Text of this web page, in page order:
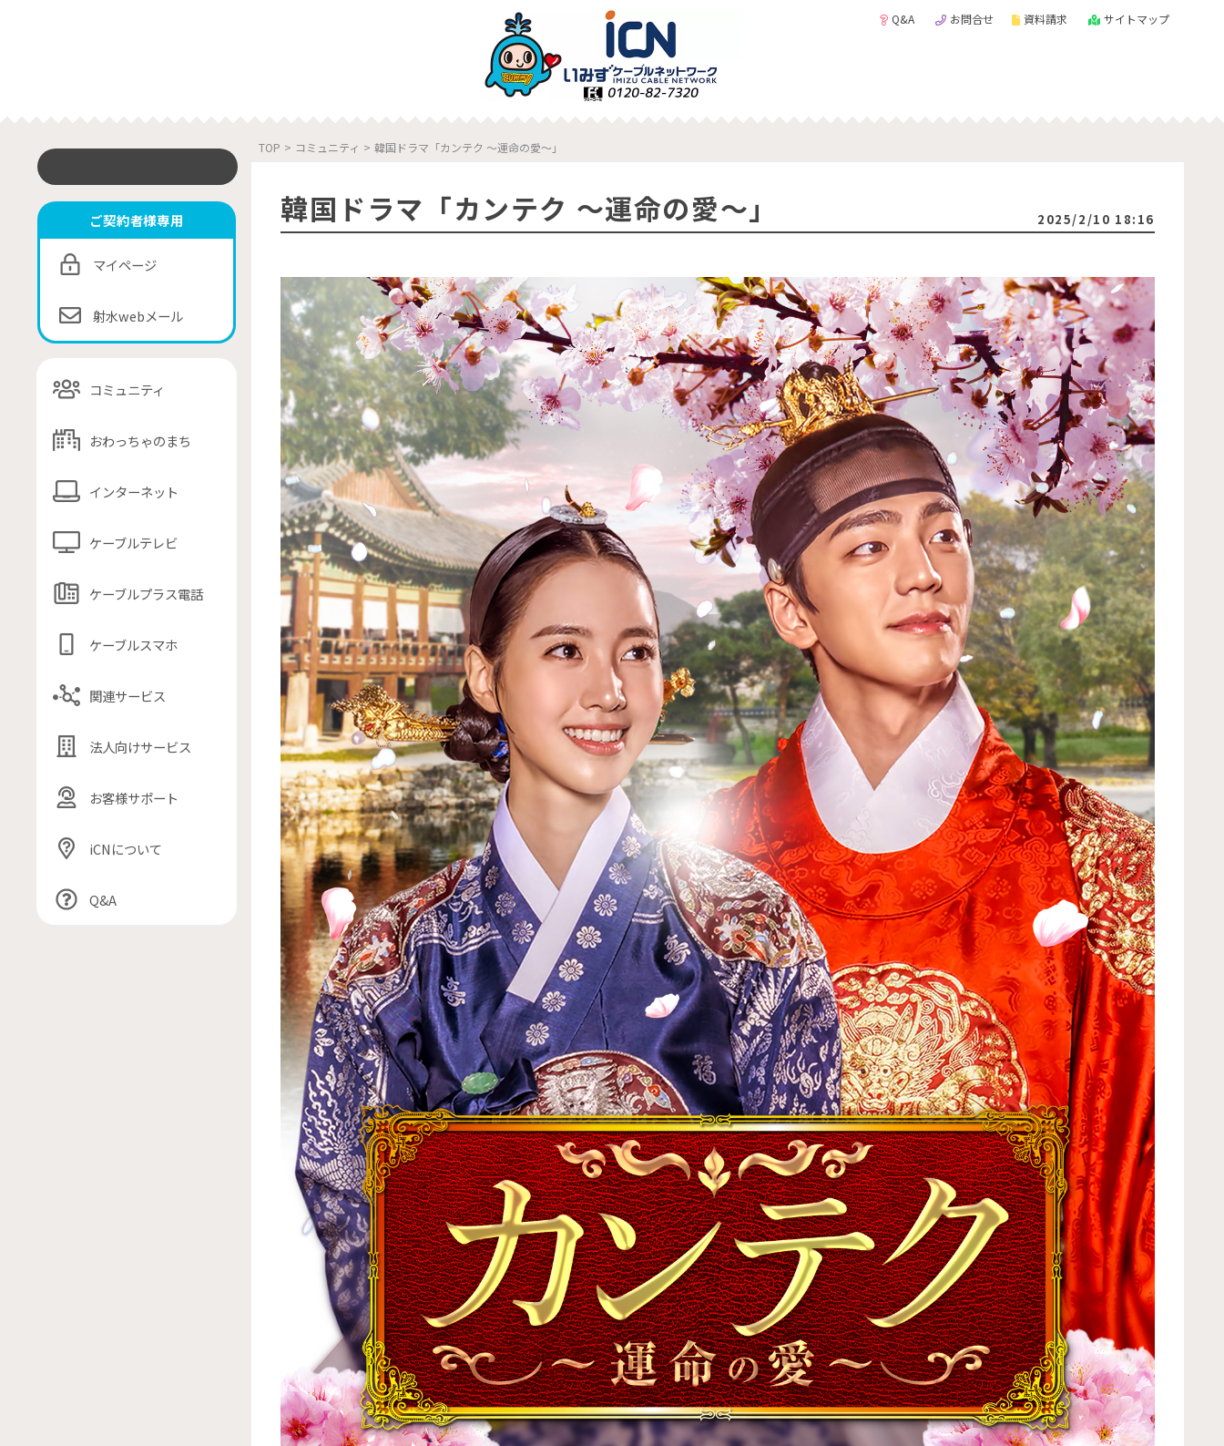
Q&A お問合せ 資料請求 サイトマップ
ご契約者様専用
マイページ
射水webメール
コミュニティ
おわっちゃのまち
インターネット
ケーブルテレビ
ケーブルプラス電話
ケーブルスマホ
関連サービス
法人向けサービス
お客様サポート
iCNについて
Q&A
TOP > コミュニティ > 韓国ドラマ「カンテク ～運命の愛〜」
韓国ドラマ「カンテク ～運命の愛〜」 2025/2/10 18:16